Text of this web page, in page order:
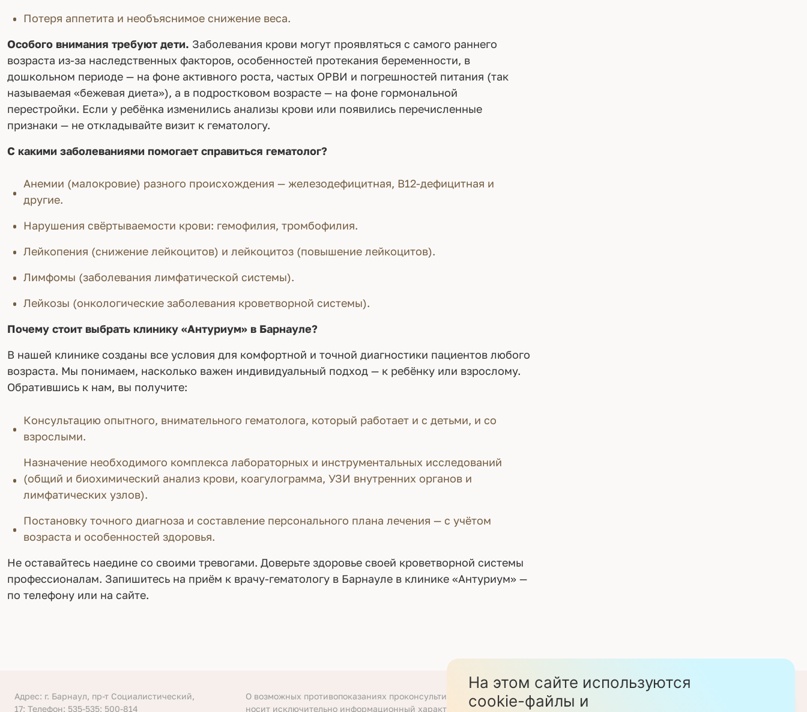
Потеря аппетита и необъяснимое снижение веса.
Особого внимания требуют дети. Заболевания крови могут проявляться с самого раннего
возраста из-за наследственных факторов, особенностей протекания беременности, в
дошкольном периоде — на фоне активного роста, частых ОРВИ и погрешностей питания (так
называемая «бежевая диета»), а в подростковом возрасте — на фоне гормональной
перестройки. Если у ребёнка изменились анализы крови или появились перечисленные
признаки — не откладывайте визит к гематологу.
С какими заболеваниями помогает справиться гематолог?
Анемии (малокровие) разного происхождения — железодефицитная, B12-дефицитная и
другие.
Нарушения свёртываемости крови: гемофилия, тромбофилия.
Лейкопения (снижение лейкоцитов) и лейкоцитоз (повышение лейкоцитов).
Лимфомы (заболевания лимфатической системы).
Лейкозы (онкологические заболевания кроветворной системы).
Почему стоит выбрать клинику «Антуриум» в Барнауле?
В нашей клинике созданы все условия для комфортной и точной диагностики пациентов любого
возраста. Мы понимаем, насколько важен индивидуальный подход — к ребёнку или взрослому.
Обратившись к нам, вы получите:
Консультацию опытного, внимательного гематолога, который работает и с детьми, и со
взрослыми.
Назначение необходимого комплекса лабораторных и инструментальных исследований
(общий и биохимический анализ крови, коагулограмма, УЗИ внутренних органов и
лимфатических узлов).
Постановку точного диагноза и составление персонального плана лечения — с учётом
возраста и особенностей здоровья.
Не оставайтесь наедине со своими тревогами. Доверьте здоровье своей кроветворной системы
профессионалам. Запишитесь на приём к врачу-гематологу в Барнауле в клинике «Антуриум» —
по телефону или на сайте.
Адрес: г. Барнаул, пр-т Социалистический,
17; Телефон: 535-535; 500-814
О возможных противопоказаниях проконсультируйтесь со специалистом. Данный сайт
носит исключительно информационный характер.
На этом сайте используются
cookie-файлы и